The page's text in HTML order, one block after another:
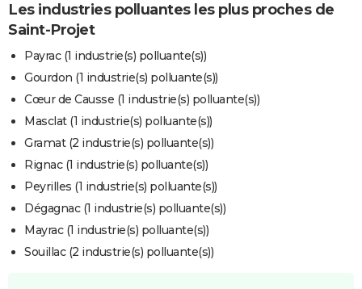
Dictionnaire
Biographies
Citations
Expressions
Proverbes
PROGRAMME TV
COPAINS D'AVANT
S'inscrire
Se connecter
Lycées
Collèges
Primaires
Universités
Entreprises
Service militaire
Avis de recherche
AVIS DE DÉCÈS
FORUM
Bricolage
Lifestyle
Culture
Sport
Auto
Television
Voyage
Cinema
Les industries polluantes les plus proches de
Saint-Projet
Payrac (1 industrie(s) polluante(s))
Gourdon (1 industrie(s) polluante(s))
Cœur de Causse (1 industrie(s) polluante(s))
Masclat (1 industrie(s) polluante(s))
Gramat (2 industrie(s) polluante(s))
Rignac (1 industrie(s) polluante(s))
Peyrilles (1 industrie(s) polluante(s))
Dégagnac (1 industrie(s) polluante(s))
Mayrac (1 industrie(s) polluante(s))
Souillac (2 industrie(s) polluante(s))